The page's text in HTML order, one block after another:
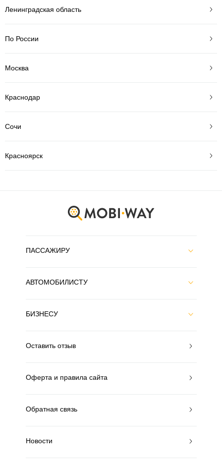
Ленинградская область
По России
Москва
Краснодар
Сочи
Красноярск
ПАССАЖИРУ
АВТОМОБИЛИСТУ
БИЗНЕСУ
Оставить отзыв
Оферта и правила сайта
Обратная связь
Новости